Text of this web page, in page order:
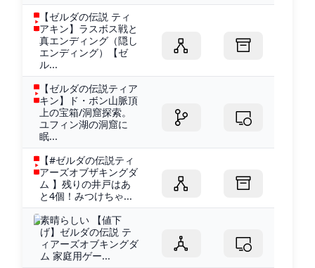
【ゼルダの伝説 ティ
アキン】ラスボス戦と
真エンディング（隠し
エンディング）【ゼ
ル...
【ゼルダの伝説ティア
キン】ド・ボン山脈頂
上の宝箱/洞窟探索。
ユフィン湖の洞窟に
眠...
【#ゼルダの伝説ティ
アーズオブザキングダ
ム 】残りの井戸はあ
と4個！みつけちゃ...
素晴らしい 【値下
げ】ゼルダの伝説 テ
ィアーズオブキングダ
ム 家庭用ゲー...